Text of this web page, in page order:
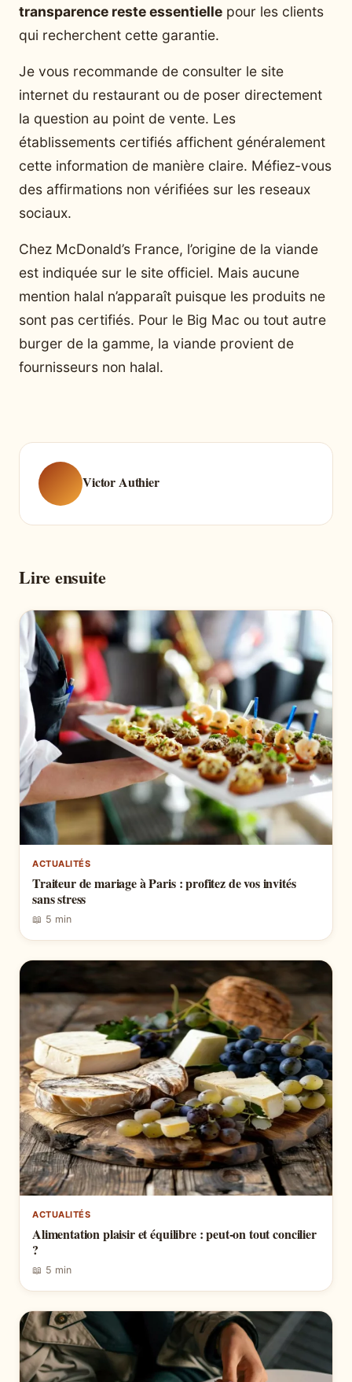
transparence reste essentielle pour les clients
qui recherchent cette garantie.
Je vous recommande de consulter le site
internet du restaurant ou de poser directement
la question au point de vente. Les
établissements certifiés affichent généralement
cette information de manière claire. Méfiez-vous
des affirmations non vérifiées sur les reseaux
sociaux.
Chez McDonald’s France, l’origine de la viande
est indiquée sur le site officiel. Mais aucune
mention halal n’apparaît puisque les produits ne
sont pas certifiés. Pour le Big Mac ou tout autre
burger de la gamme, la viande provient de
fournisseurs non halal.
Victor Authier
Lire ensuite
ACTUALITÉS
Traiteur de mariage à Paris : profitez de vos invités
sans stress
📖 5 min
ACTUALITÉS
Alimentation plaisir et équilibre : peut-on tout concilier
?
📖 5 min